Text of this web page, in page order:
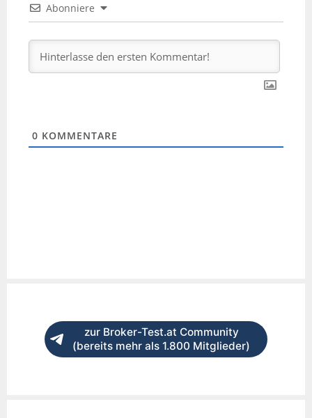
Abonniere
0 KOMMENTARE
zur Broker-Test.at Community
(bereits mehr als 1.800 Mitglieder)